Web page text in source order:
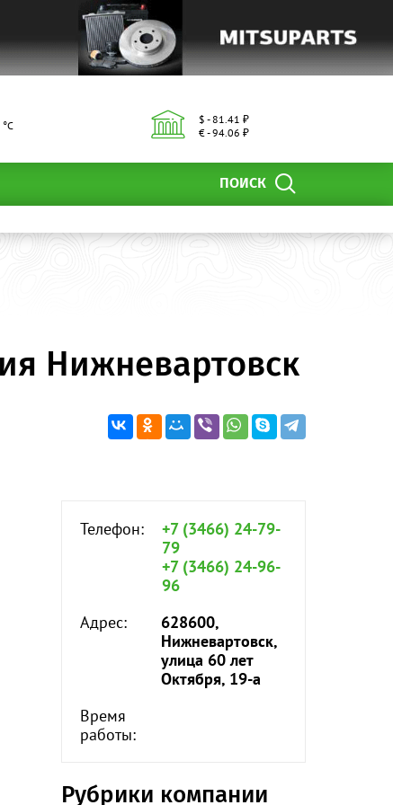
°С
$ - 81.41 ₽
€ - 94.06 ₽
ПОИСК
Нижневартовск
Телефон:
+7 (3466) 24-79-
79
+7 (3466) 24-96-
96
Адрес:
628600,
Нижневартовск,
улица 60 лет
Октября, 19-а
Время
работы:
Рубрики компании